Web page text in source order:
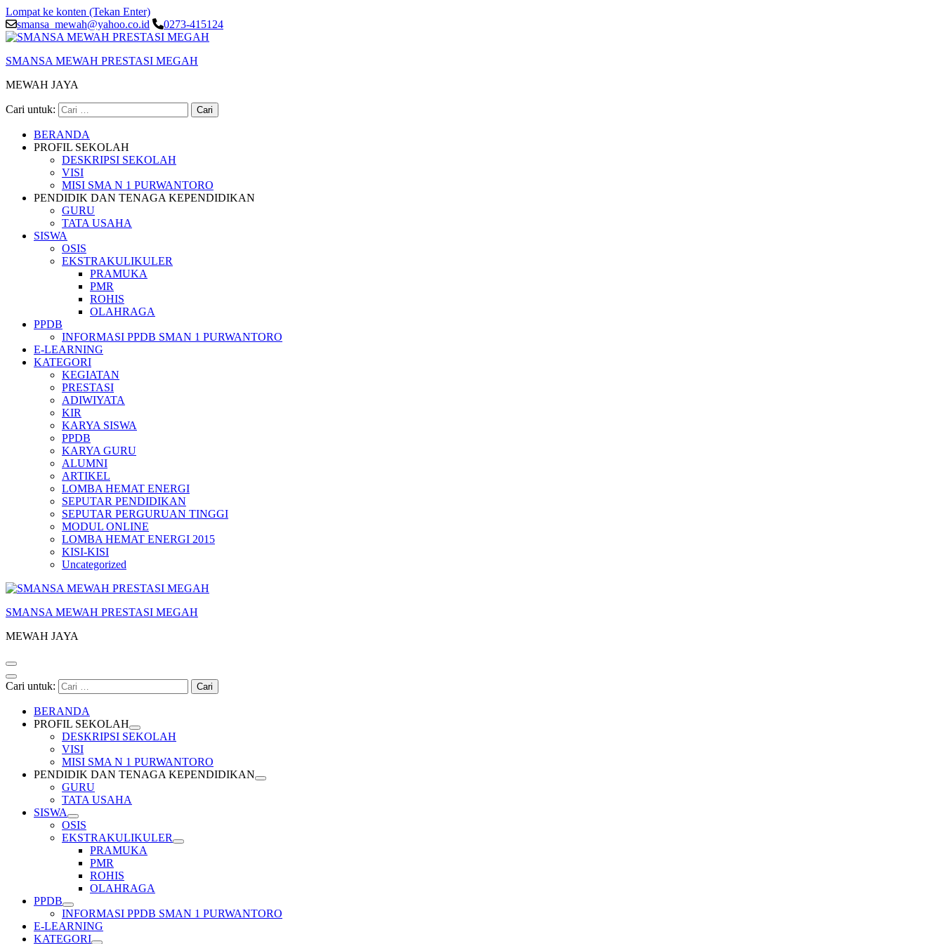
Lompat ke konten (Tekan Enter)
smansa_mewah@yahoo.co.id
0273-415124
SMANSA MEWAH PRESTASI MEGAH
MEWAH JAYA
Cari untuk:
BERANDA
PROFIL SEKOLAH
DESKRIPSI SEKOLAH
VISI
MISI SMA N 1 PURWANTORO
PENDIDIK DAN TENAGA KEPENDIDIKAN
GURU
TATA USAHA
SISWA
OSIS
EKSTRAKULIKULER
PRAMUKA
PMR
ROHIS
OLAHRAGA
PPDB
INFORMASI PPDB SMAN 1 PURWANTORO
E-LEARNING
KATEGORI
KEGIATAN
PRESTASI
ADIWIYATA
KIR
KARYA SISWA
PPDB
KARYA GURU
ALUMNI
ARTIKEL
LOMBA HEMAT ENERGI
SEPUTAR PENDIDIKAN
SEPUTAR PERGURUAN TINGGI
MODUL ONLINE
LOMBA HEMAT ENERGI 2015
KISI-KISI
Uncategorized
SMANSA MEWAH PRESTASI MEGAH
MEWAH JAYA
Cari untuk:
BERANDA
PROFIL SEKOLAH
DESKRIPSI SEKOLAH
VISI
MISI SMA N 1 PURWANTORO
PENDIDIK DAN TENAGA KEPENDIDIKAN
GURU
TATA USAHA
SISWA
OSIS
EKSTRAKULIKULER
PRAMUKA
PMR
ROHIS
OLAHRAGA
PPDB
INFORMASI PPDB SMAN 1 PURWANTORO
E-LEARNING
KATEGORI